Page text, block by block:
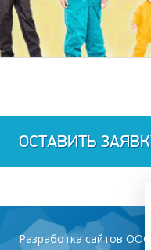
ОСТАВИТЬ
Разработка сайтов